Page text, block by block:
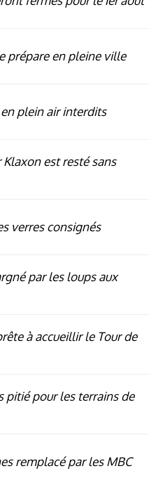
prépare en pleine ville
plein air interdits
est resté sans
verres consignés
par les loups aux
à accueillir le Tour de
pitié pour les terrains de
remplacé par les MBC